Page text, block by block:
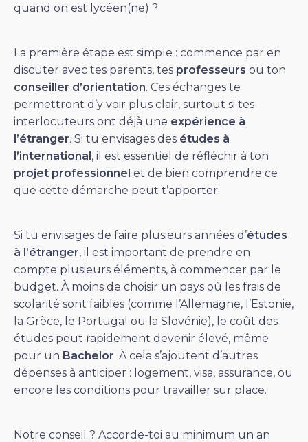
quand on est lycéen(ne) ?
La première étape est simple : commence par en
discuter avec tes parents, tes professeurs ou ton
conseiller d’orientation. Ces échanges te
permettront d’y voir plus clair, surtout si tes
interlocuteurs ont déjà une expérience à
l’étranger. Si tu envisages des études à
l’international, il est essentiel de réfléchir à ton
projet professionnel et de bien comprendre ce
que cette démarche peut t’apporter.
Si tu envisages de faire plusieurs années d’études
à l’étranger, il est important de prendre en
compte plusieurs éléments, à commencer par le
budget. À moins de choisir un pays où les frais de
scolarité sont faibles (comme l’Allemagne, l’Estonie,
la Grèce, le Portugal ou la Slovénie), le coût des
études peut rapidement devenir élevé, même
pour un Bachelor. À cela s’ajoutent d’autres
dépenses à anticiper : logement, visa, assurance, ou
encore les conditions pour travailler sur place.
Notre conseil ? Accorde-toi au minimum un an